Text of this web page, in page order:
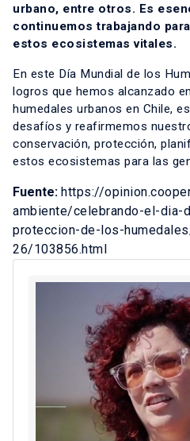
urbano, entre otros. Es
continuemos trabajando
estos ecosistemas vitales.
En este Día Mundial de los
logros que hemos alcanzado
humedales urbanos en Chile,
desafíos y reafirmemos
conservación, protección,
estos ecosistemas para las
Fuente: https://
ambiente/celebrando-el-dia-
proteccion-de-los-
26/103856.html